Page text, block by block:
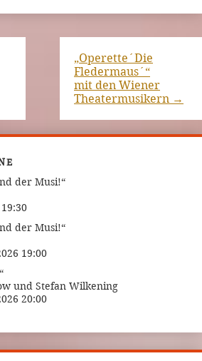
„Operette´Die
Fledermaus´“
mit den Wiener
Theatermusikern →
der Musi!“
der Musi!“
19:00
und Stefan Wilkening
20:00